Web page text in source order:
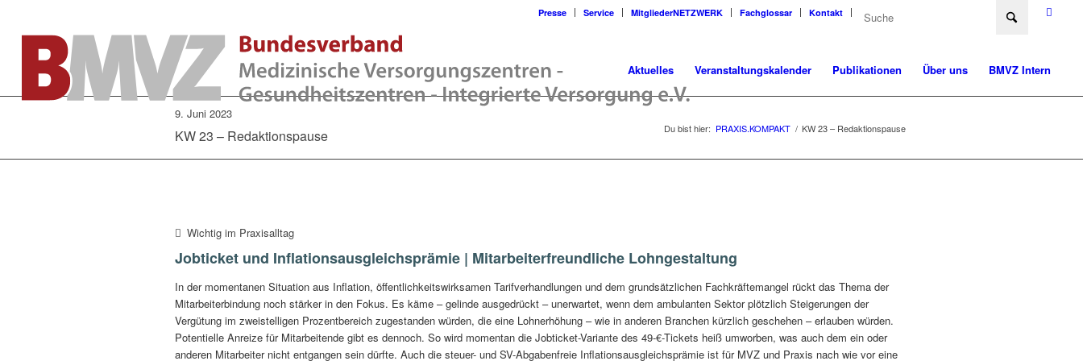
Presse Service MitgliederNETZWERK Fachglossar Kontakt
Aktuelles Veranstaltungskalender Publikationen Über uns BMVZ Intern
9. Juni 2023
KW 23 – Redaktionspause Du bist hier: PRAXIS.KOMPAKT / KW 23 – Redaktionspause
Wichtig im Praxisalltag
Jobticket und Inflationsausgleichsprämie | Mitarbeiterfreundliche Lohngestaltung
In der momentanen Situation aus Inflation, öffentlichkeitswirksamen Tarifverhandlungen und dem grundsätzlichen Fachkräftemangel rückt das Thema der
Mitarbeiterbindung noch stärker in den Fokus. Es käme – gelinde ausgedrückt – unerwartet, wenn dem ambulanten Sektor plötzlich Steigerungen der
Vergütung im zweistelligen Prozentbereich zugestanden würden, die eine Lohnerhöhung – wie in anderen Branchen kürzlich geschehen – erlauben würden.
Potentielle Anreize für Mitarbeitende gibt es dennoch. So wird momentan die Jobticket-Variante des 49-€-Tickets heiß umworben, was auch dem ein oder
anderen Mitarbeiter nicht entgangen sein dürfte. Auch die steuer- und SV-Abgabenfreie Inflationsausgleichsprämie ist für MVZ und Praxis nach wie vor eine